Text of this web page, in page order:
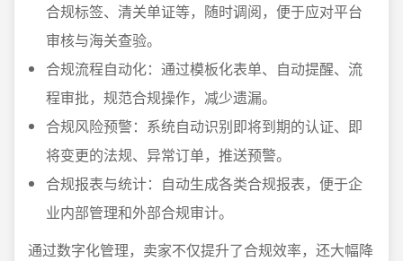
合规标签、清关单证等，随时调阅，便于应对平台
审核与海关查验。
合规流程自动化：通过模板化表单、自动提醒、流
程审批，规范合规操作，减少遗漏。
合规风险预警：系统自动识别即将到期的认证、即
将变更的法规、异常订单，推送预警。
合规报表与统计：自动生成各类合规报表，便于企
业内部管理和外部合规审计。
通过数字化管理，卖家不仅提升了合规效率，还大幅降